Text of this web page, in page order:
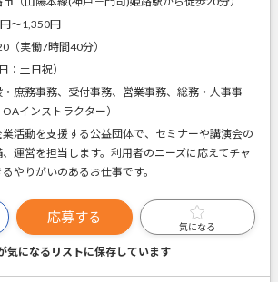
〜1,350円
（実働7時間40分）
：土日祝）
庶務事務、受付事務、営業事務、総務・人事事
インストラクター）
活動を支援する公益団体で、セミナーや講演会の
運営を担当します。利用者のニーズに応えてチャ
やりがいのあるお仕事です。
応募する
気になる
気になるリストに保存しています